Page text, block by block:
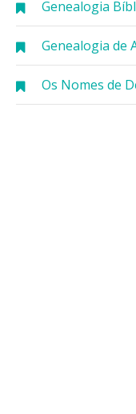
Genealogia
Genealogia de
Os Nomes de